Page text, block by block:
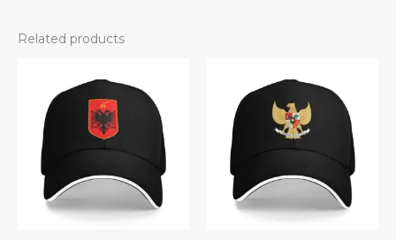
Related products